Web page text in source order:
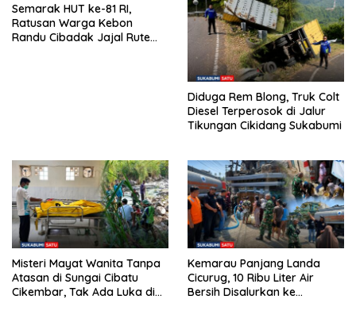
Semarak HUT ke-81 RI,
Ratusan Warga Kebon
Randu Cibadak Jajal Rute
Diduga Rem Blong, Truk Colt
Diesel Terperosok di Jalur
Tikungan Cikidang Sukabumi
Misteri Mayat Wanita Tanpa
Atasan di Sungai Cibatu
Cikembar, Tak Ada Luka di
Kemarau Panjang Landa
Cicurug, 10 Ribu Liter Air
Bersih Disalurkan ke